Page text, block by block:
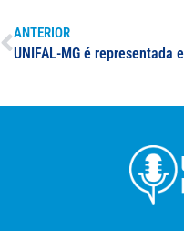
ANTERIOR